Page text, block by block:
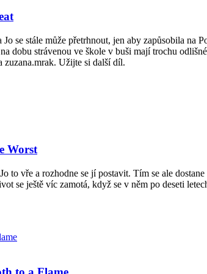
se stále může přetrhnout, jen aby zapůsobila
dobu strávenou ve škole v buši mají trochu
Užijte si další díl.
Worst
vře a rozhodne se jí postavit. Tím se ale
se ještě víc zamotá, když se v něm po deseti